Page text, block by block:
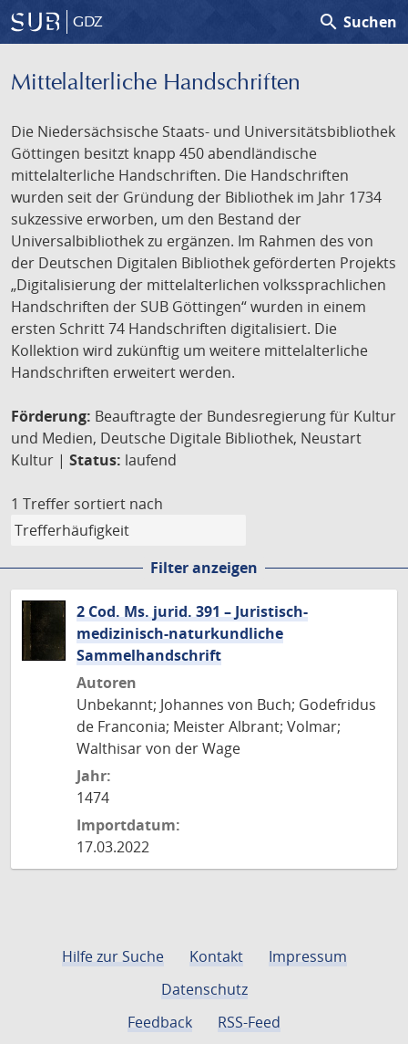
GDZ search Suchen
Mittelalterliche Handschriften
Die Niedersächsische Staats- und Universitätsbibliothek
Göttingen besitzt knapp 450 abendländische
mittelalterliche Handschriften. Die Handschriften
wurden seit der Gründung der Bibliothek im Jahr 1734
sukzessive erworben, um den Bestand der
Universalbibliothek zu ergänzen. Im Rahmen des von
der Deutschen Digitalen Bibliothek geförderten Projekts
„Digitalisierung der mittelalterlichen volkssprachlichen
Handschriften der SUB Göttingen“ wurden in einem
ersten Schritt 74 Handschriften digitalisiert. Die
Kollektion wird zukünftig um weitere mittelalterliche
Handschriften erweitert werden.
Förderung: Beauftragte der Bundesregierung für Kultur
und Medien, Deutsche Digitale Bibliothek, Neustart
Kultur | Status: laufend
1 Treffer sortiert nach
Filter anzeigen
2 Cod. Ms. jurid. 391 – Juristisch-
medizinisch-naturkundliche
Sammelhandschrift
Autoren
Unbekannt; Johannes von Buch; Godefridus
de Franconia; Meister Albrant; Volmar;
Walthisar von der Wage
Jahr:
1474
Importdatum:
17.03.2022
Hilfe zur Suche Kontakt
Impressum
Datenschutz
Feedback
RSS-Feed